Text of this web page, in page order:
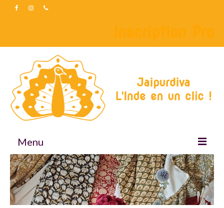
Inscription Pro
Menu
Accueil
Boutique